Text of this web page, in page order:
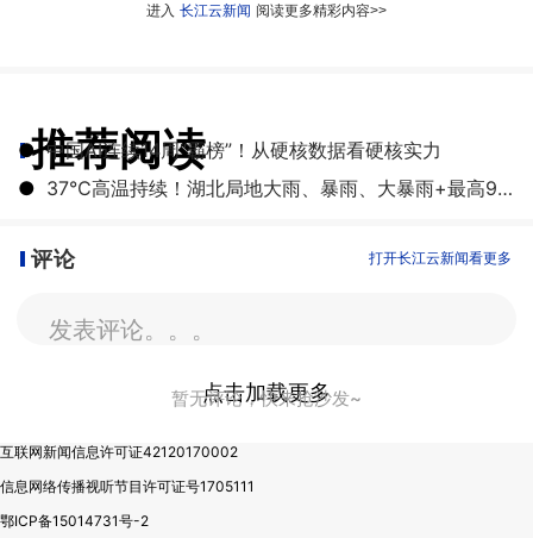
进入 长江云新闻 阅读更多精彩内容>>
推荐阅读
● 中国AI连续14周“霸榜”！从硬核数据看硬核实力
●
37℃高温持续！湖北局地大雨、暴雨、大暴雨+最高9级雷暴大风
评论 打开长江云新闻看更多
发表评论。。。
暂无评论，快来抢沙发~
点击加载更多
互联网新闻信息许可证42120170002
信息网络传播视听节目许可证号1705111
鄂ICP备15014731号-2